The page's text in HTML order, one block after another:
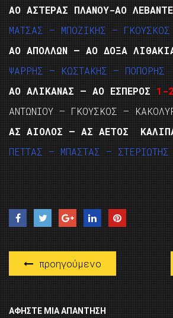
ΑΟ ΑΣΤΕΡΑΣ ΠΛΑΝΟΥ-ΑΟ ΛΕΒΑΝΤΕ
ΜΑΤΣΑΣ – ΜΠΟΖΙΚΗΣ – ΓΚΟΥΣΚΟΣ
ΑΟ ΑΠΟΛΛΩΝ – ΑΟ ΔΟΞΑ
ΨΑΡΡΗΣ – ΚΩΣΤΑΚΗΣ – ΠΟΠΟΡΗΣ
ΑΟ ΑΛΙΚΑΝΑΣ – ΑΟ ΕΣΠΕΡΟΣ 1-2
ΑΝΤΩΝΙΟΥ – ΓΚΟΥΣΚΟΣ –
ΑΣ ΑΙΟΛΟΣ – ΑΣ ΑΕΤΟΣ
ΠΕΤΤΑΣ – ΜΠΑΣΤΑΣ – ΣΤΕΡΙΩΤΗΣ
προηγούμενο
ΑΦΉΣΤΕ ΜΙΑ ΑΠΆΝΤΗΣΗ